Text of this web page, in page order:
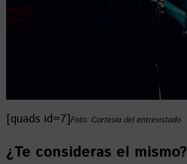
[quads id=7]Foto: Cortesía del entrevistado
¿Te consideras el mismo?